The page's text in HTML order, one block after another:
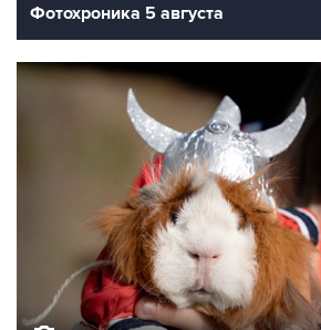
Фотохроника 5 августа